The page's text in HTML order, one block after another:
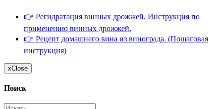
👉 Регидратация винных дрожжей. Инструкция по
применению винных дрожжей.
👉 Рецепт домашнего вина из винограда. (Пошаговая
инструкция)
xClose
Поиск